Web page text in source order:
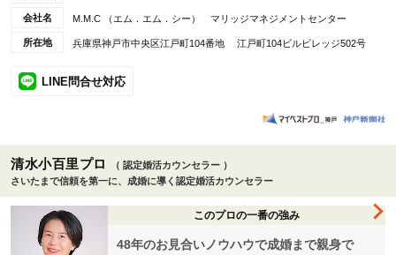
会社名 M.M.C （エム．エム．シー） マリッジマネジメントセンター
所在地 兵庫県神戸市中央区江戸町104番地 江戸町104ビルビレッジ502号
LINE問合せ対応
清水小百里プロ
（ 認定婚活カウンセラー ）
さいたまで信頼を第一に、成婚に導く認定婚活カウンセラー
このプロの一番の強み
48年のお見合いノウハウで成婚まで親身で